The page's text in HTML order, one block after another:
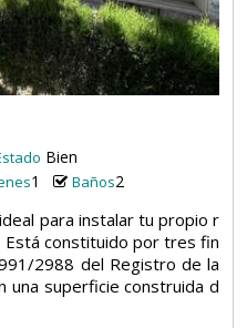
Bien
1 Baños2
para instalar tu propio r
constituido por tres fin
2988 del Registro de la
una superficie construida d